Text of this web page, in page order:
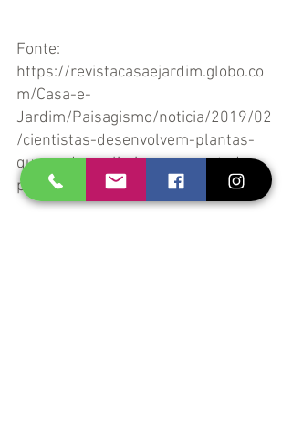
Fonte:
https://revistacasaejardim.globo.co
m/Casa-e-
Jardim/Paisagismo/noticia/2019/02
/cientistas-desenvolvem-plantas-
que-podem-eliminar-quase-toda-
poluicao-do-ar.html